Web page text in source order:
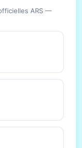
ARS —